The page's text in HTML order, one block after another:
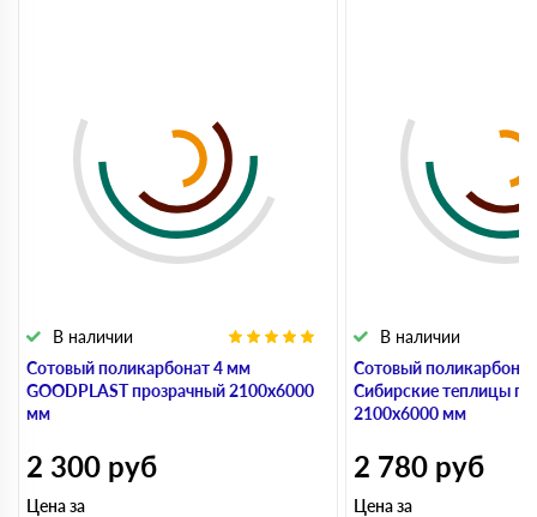
Сотовый поликарбонат 4 мм
GOODPLAST прозрачный 2100х6000
мм
В наличии
2 300 руб
Цена за
Сотовый
Сибирские теплицы
2100х6000 мм
В наличии
2 780 руб
Цена за